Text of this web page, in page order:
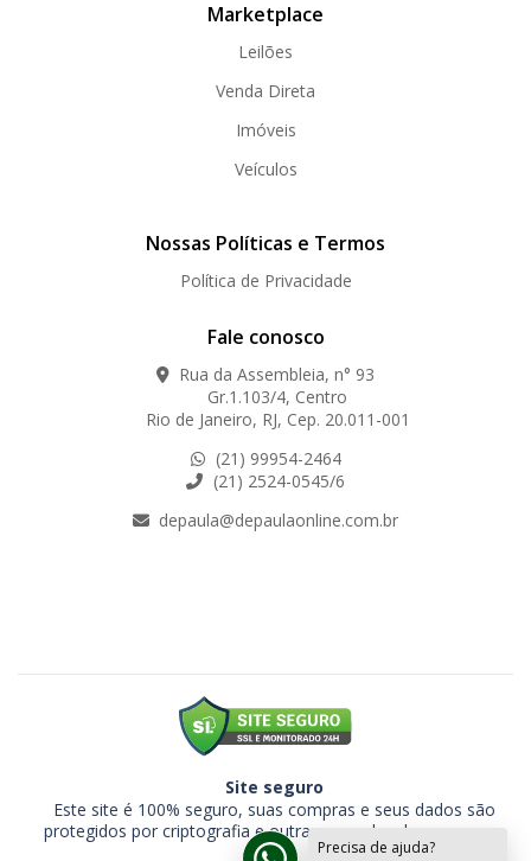
Precisa de ajuda?
Marketplace
Leilões
Venda Direta
Imóveis
Veículos
Nossas Políticas e Termos
Política de Privacidade
Fale conosco
Rua da Assembleia, n° 93
Gr.1.103/4, Centro
Rio de Janeiro, RJ, Cep. 20.011-001
(21) 99954-2464
(21) 2524-0545/6
depaula@depaulaonline.com.br
Site seguro
Este site é 100% seguro, suas compras e seus dados são
protegidos por criptografia e outras camadas de segurança.